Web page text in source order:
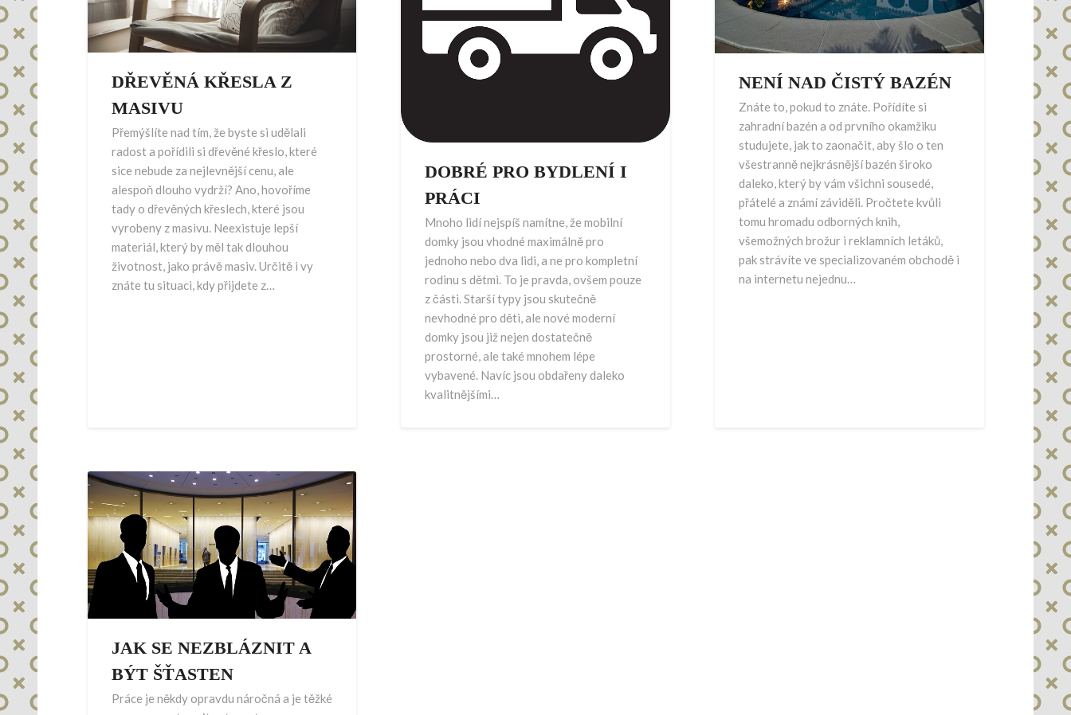
DŘEVĚNÁ KŘESLA Z
MASIVU
Přemýšlíte nad tím, že byste si udělali
radost a pořídili si dřevěné křeslo, které
sice nebude za nejlevnější cenu, ale
alespoň dlouho vydrží? Ano, hovoříme
tady o dřevěných křeslech, které jsou
vyrobeny z masivu. Neexistuje lepší
materiál, který by měl tak dlouhou
životnost, jako právě masiv. Určitě i vy
znáte tu situaci, kdy přijdete z…
DOBRÉ PRO BYDLENÍ I
PRÁCI
Mnoho lidí nejspíš namítne, že mobilní
domky jsou vhodné maximálně pro
jednoho nebo dva lidi, a ne pro kompletní
rodinu s dětmi. To je pravda, ovšem pouze
z části. Starší typy jsou skutečně
nevhodné pro děti, ale nové moderní
domky jsou již nejen dostatečně
prostorné, ale také mnohem lépe
vybavené. Navíc jsou obdařeny daleko
kvalitnějšími…
NENÍ NAD ČISTÝ BAZÉN
Znáte to, pokud to znáte. Pořídíte si
zahradní bazén a od prvního okamžiku
studujete, jak to zaonačit, aby šlo o ten
všestranně nejkrásnější bazén široko
daleko, který by vám všichni sousedé,
přátelé a známí záviděli. Pročtete kvůli
tomu hromadu odborných knih,
všemožných brožur i reklamních letáků,
pak strávíte ve specializovaném obchodě i
na internetu nejednu…
JAK SE NEZBLÁZNIT A
BÝT ŠŤASTEN
Práce je někdy opravdu náročná a je těžké